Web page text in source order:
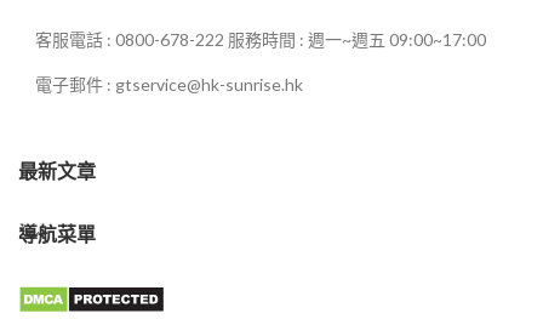
客服電話 : 0800-678-222 服務時間 : 週一~週五 09:00~17:00
電子郵件 : gtservice@hk-sunrise.hk
最新文章
導航菜單